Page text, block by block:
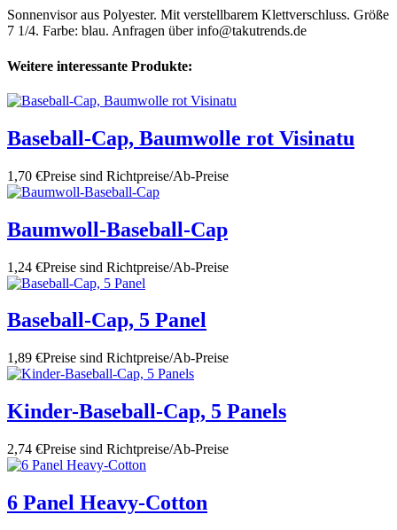
Sonnenvisor aus Polyester. Mit verstellbarem Klettverschluss. Größe
7 1/4. Farbe: blau. Anfragen über info@takutrends.de
Weitere interessante Produkte:
Baseball-Cap, Baumwolle rot Visinatu
1,70 €Preise sind Richtpreise/Ab-Preise
Baumwoll-Baseball-Cap
1,24 €Preise sind Richtpreise/Ab-Preise
Baseball-Cap, 5 Panel
1,89 €Preise sind Richtpreise/Ab-Preise
Kinder-Baseball-Cap, 5 Panels
2,74 €Preise sind Richtpreise/Ab-Preise
6 Panel Heavy-Cotton